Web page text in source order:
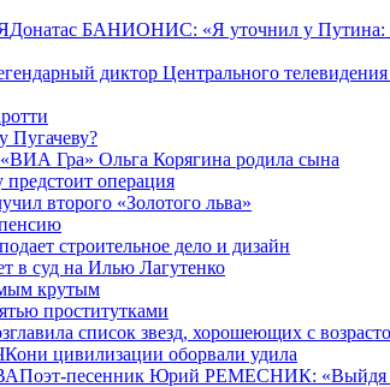
Донатас БАНИОНИС: «Я уточнил у Путина:
диктор Центрального
Пугачеву?
Гра» Ольга Корягина родила сына
операция
второго «Золотого льва»
строительное дело и дизайн
в суд на Илью Лагутенко
крутым
проститутками
список звезд, хорошеющих с
Кони цивилизации оборвали удила
Поэт-песенник Юрий РЕМЕCНИК: «Выйдя